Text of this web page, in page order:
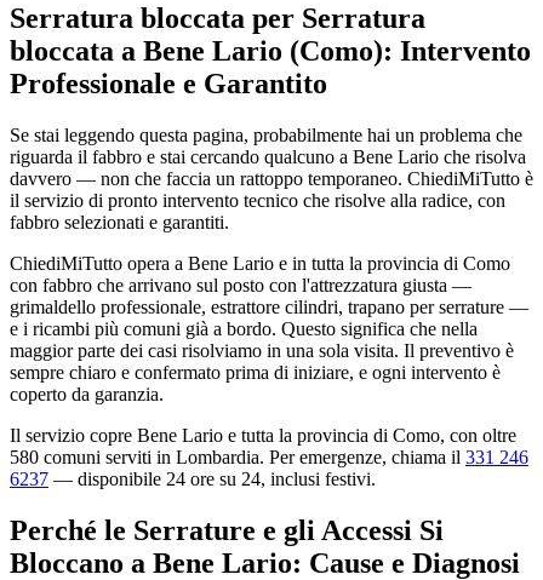
Serratura bloccata per Serratura
bloccata a Bene Lario (Como): Intervento
Professionale e Garantito
Se stai leggendo questa pagina, probabilmente hai un problema che
riguarda il fabbro e stai cercando qualcuno a Bene Lario che risolva
davvero — non che faccia un rattoppo temporaneo. ChiediMiTutto è
il servizio di pronto intervento tecnico che risolve alla radice, con
fabbro selezionati e garantiti.
ChiediMiTutto opera a Bene Lario e in tutta la provincia di Como
con fabbro che arrivano sul posto con l'attrezzatura giusta —
grimaldello professionale, estrattore cilindri, trapano per serrature —
e i ricambi più comuni già a bordo. Questo significa che nella
maggior parte dei casi risolviamo in una sola visita. Il preventivo è
sempre chiaro e confermato prima di iniziare, e ogni intervento è
coperto da garanzia.
Il servizio copre Bene Lario e tutta la provincia di Como, con oltre
580 comuni serviti in Lombardia. Per emergenze, chiama il 331 246
6237 — disponibile 24 ore su 24, inclusi festivi.
Perché le Serrature e gli Accessi Si
Bloccano a Bene Lario: Cause e Diagnosi